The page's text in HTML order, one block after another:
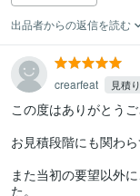
出品者からの返信を読む
crearfeat 見積
この度はありがとうご
お見積段階にも関わ
また当初の要望以外
た。